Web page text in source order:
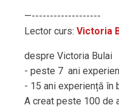
—-------------------
Lector curs: Victoria
despre Victoria Bulai
- peste 7 ani
- 15 ani experiență în
A creat peste 100 de